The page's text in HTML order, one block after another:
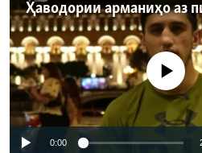
Феълан кор
0:00